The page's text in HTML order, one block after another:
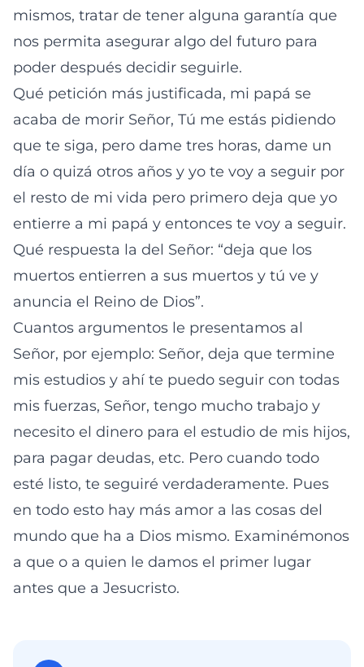
mismos, tratar de tener alguna garantía que
nos permita asegurar algo del futuro para
poder después decidir seguirle.
Qué petición más justificada, mi papá se
acaba de morir Señor, Tú me estás pidiendo
que te siga, pero dame tres horas, dame un
día o quizá otros años y yo te voy a seguir por
el resto de mi vida pero primero deja que yo
entierre a mi papá y entonces te voy a seguir.
Qué respuesta la del Señor: “deja que los
muertos entierren a sus muertos y tú ve y
anuncia el Reino de Dios”.
Cuantos argumentos le presentamos al
Señor, por ejemplo: Señor, deja que termine
mis estudios y ahí te puedo seguir con todas
mis fuerzas, Señor, tengo mucho trabajo y
necesito el dinero para el estudio de mis hijos,
para pagar deudas, etc. Pero cuando todo
esté listo, te seguiré verdaderamente. Pues
en todo esto hay más amor a las cosas del
mundo que ha a Dios mismo. Examinémonos
a que o a quien le damos el primer lugar
antes que a Jesucristo.